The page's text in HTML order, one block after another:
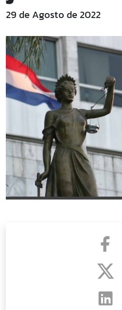
29 de Agosto de 2022